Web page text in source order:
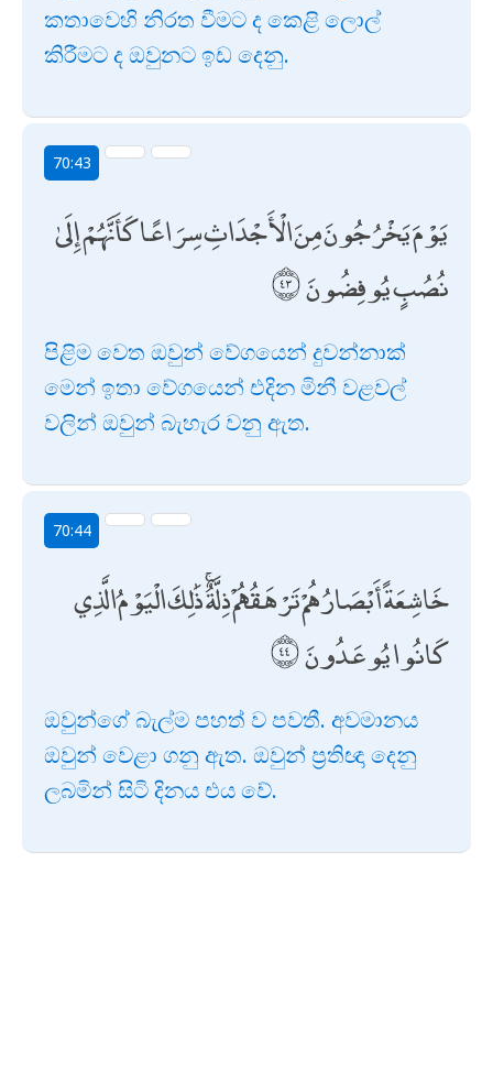
කතාවෙහි නිරත වීමට ද කෙළි ලොල්
කිරීමට ද ඔවුනට ඉඩ දෙනු.
70:43
يَوْمَ يَخْرُجُونَ مِنَ الْأَجْدَاثِ سِرَاعًا كَأَنَّهُمْ إِلَىٰ
نُصُبٍ يُوفِضُونَ
පිළිම වෙත ඔවුන් වේගයෙන් දුවන්නාක්
මෙන් ඉතා වේගයෙන් එදින මිනී වළවල්
වලින් ඔවුන් බැහැර වනු ඇත.
70:44
خَاشِعَةً أَبْصَارُهُمْ تَرْهَقُهُمْ ذِلَّةٌ ۚ ذَٰلِكَ الْيَوْمُ الَّذِي
كَانُوا يُوعَدُونَ
ඔවුන්ගේ බැල්ම පහත් ව පවතී. අවමානය
ඔවුන් වෙළා ගනු ඇත. ඔවුන් ප්‍රතිඥා දෙනු
ලබමින් සිටි දිනය එය වේ.